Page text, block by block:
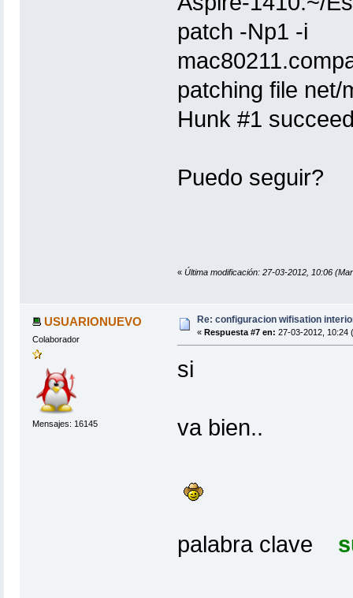
patch -Np1 -i
patching file net/
Hunk #1
Puedo seguir?
« Última modificación: 27-03-2012, 10:06
USUARIONUEVO
Colaborador
Mensajes: 16145
Re: configuracion wifisation
« Respuesta #7 en: 27-03-2012, 10:24
si
va bien..
palabra clave